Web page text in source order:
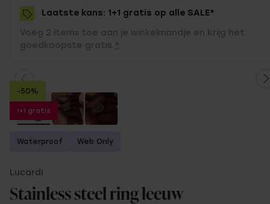
are
here:
Laatste kans: 1+1 gratis op alle SALE*
Voeg 2 items toe aan je winkelmandje en krijg het
goedkoopste gratis. *
-50%
1+1 gratis
Waterproof Web Only
Lucardi
Stainless steel ring leeuw